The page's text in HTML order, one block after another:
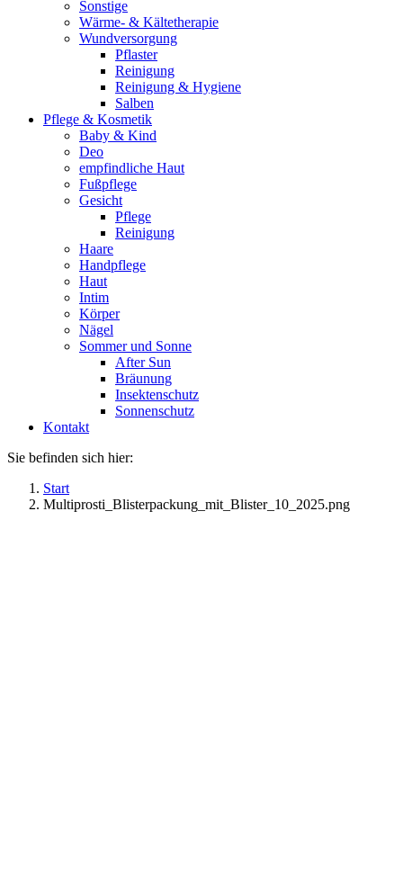
Sonstige
Wärme- & Kältetherapie
Wundversorgung
Pflaster
Reinigung
Reinigung & Hygiene
Salben
Pflege & Kosmetik
Baby & Kind
Deo
empfindliche Haut
Fußpflege
Gesicht
Pflege
Reinigung
Haare
Handpflege
Haut
Intim
Körper
Nägel
Sommer und Sonne
After Sun
Bräunung
Insektenschutz
Sonnenschutz
Kontakt
Sie befinden sich hier:
Start
Multiprosti_Blisterpackung_mit_Blister_10_2025.png